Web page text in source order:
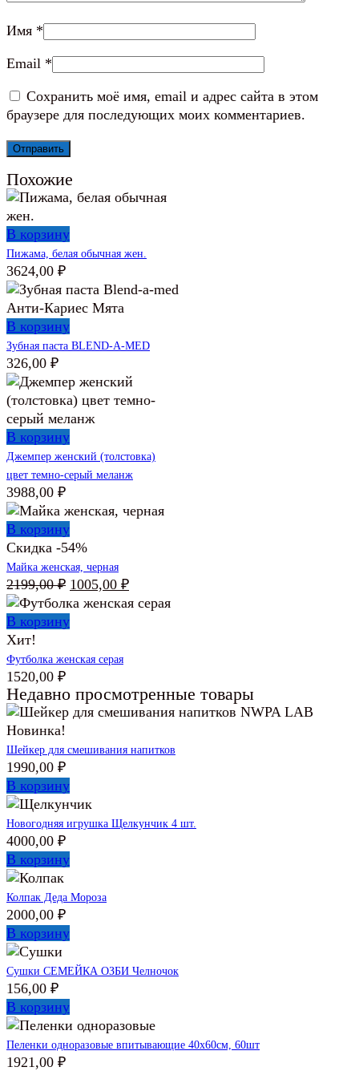
Имя *
Email *
Сохранить моё имя, email и адрес сайта в этом
браузере для последующих моих комментариев.
Похожие
В корзину
Пижама, белая обычная жен.
3624,00 ₽
В корзину
Зубная паста BLEND-A-MED
326,00 ₽
В корзину
Джемпер женский (толстовка)
цвет темно-серый меланж
3988,00 ₽
В корзину
Скидка -54%
Майка женская, черная
2199,00₽ Первоначальная
цена
составляла
1005,00 ₽Текущая
цена:
В корзину
Хит!
Футболка женская серая
1520,00 ₽
Недавно просмотренные товары
Новинка!
Шейкер для смешивания напитков
1990,00 ₽
В корзину
Новогодняя игрушка Щелкунчик 4 шт.
4000,00 ₽
В корзину
Колпак Деда Мороза
2000,00 ₽
В корзину
Сушки СЕМЕЙКА ОЗБИ Челночок
156,00 ₽
В корзину
Пеленки одноразовые впитывающие 40х60см, 60шт
1921,00 ₽